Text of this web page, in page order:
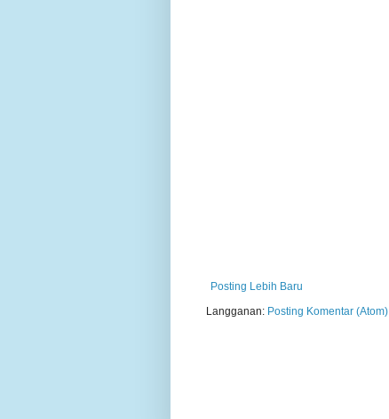
Posting Lebih Baru
Langganan: Posting Komentar (Atom)